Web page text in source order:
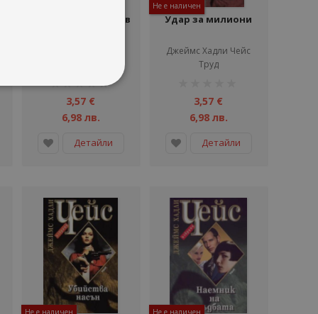
Без пари си мъртъв
3,57 €
6,98 лв.
Детайли
Не е наличен
Удар за милиони
Джеймс Хадли Чейс
Труд
3,57 €
6,98 лв.
Детайли
Не е наличен Не е наличен